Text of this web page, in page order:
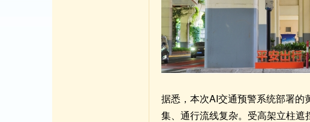
据悉，本次AI交通预警系统部署
集、通行流线复杂。受高架立柱